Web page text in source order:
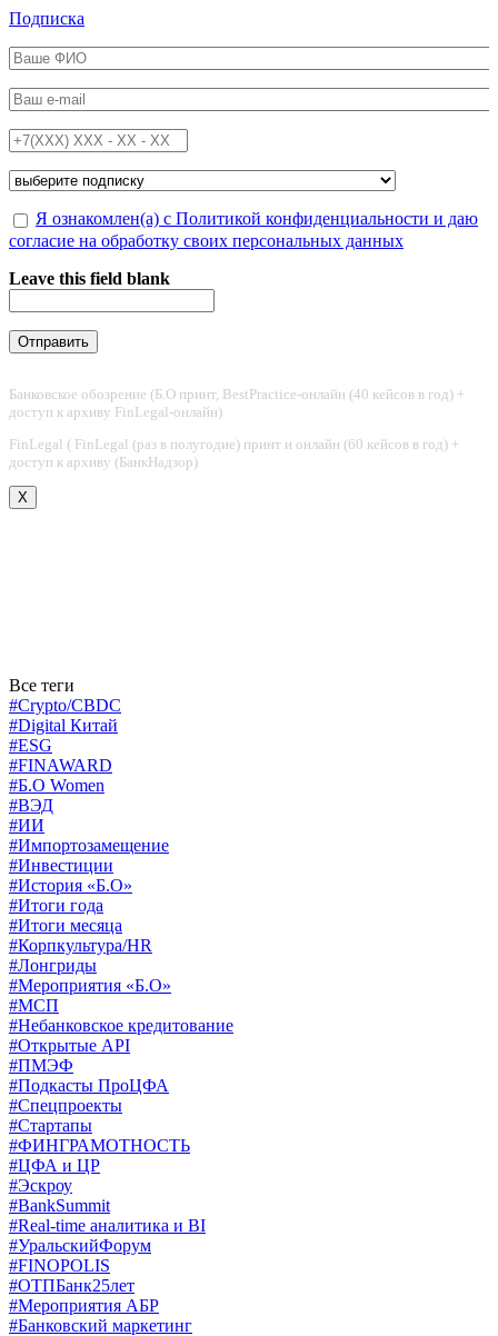
Перейти к основному содержанию
Подписка
ФИО*
Email*
Телефон*
Подписка на*
Обработка персональных данных*
Я ознакомлен(а) с Политикой конфиденциальности и даю
согласие на обработку своих персональных данных
Leave this field blank
Банковское обозрение (Б.О принт, BestPractice-онлайн (40 кейсов в год) +
доступ к архиву FinLegal-онлайн)
FinLegal ( FinLegal (раз в полугодие) принт и онлайн (60 кейсов в год) +
доступ к архиву (БанкНадзор)
X
Все теги
#Crypto/CBDC
#Digital Китай
#ESG
#FINAWARD
#Б.О Women
#ВЭД
#ИИ
#Импортозамещение
#Инвестиции
#История «Б.О»
#Итоги года
#Итоги месяца
#Корпкультура/HR
#Лонгриды
#Мероприятия «Б.О»
#МСП
#Небанковское кредитование
#Открытые API
#ПМЭФ
#Подкасты ПроЦФА
#Спецпроекты
#Стартапы
#ФИНГРАМОТНОСТЬ
#ЦФА и ЦР
#Эскроу
#BankSummit
#Real-time аналитика и BI
#УральскийФорум
#FINOPOLIS
#ОТПБанк25лет
#Мероприятия АБР
#Банковский маркетинг